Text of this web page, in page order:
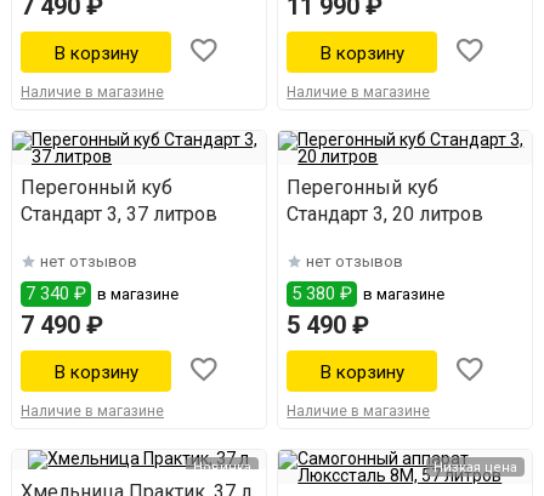
7 490 ₽
Наличие в магазине
11 990 ₽
Наличие в магазине
Перегонный куб
Стандарт 3, 37 литров
нет отзывов
7 340 ₽ в магазине
7 490 ₽
Наличие в магазине
Перегонный куб
Стандарт 3, 20 литров
нет отзывов
5 380 ₽ в магазине
5 490 ₽
Наличие в магазине
Новинка Низкая цена